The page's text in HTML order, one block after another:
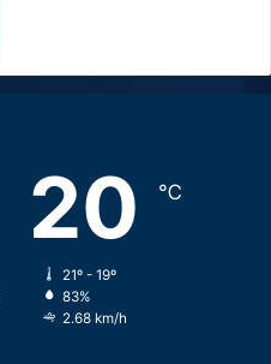
20 ℃
21º - 19º
83%
2.68 km/h